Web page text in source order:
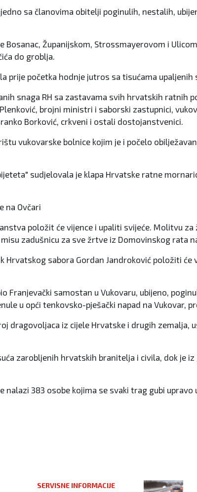
sa članovima obitelji poginulih, nestalih,
Bosanac, Županijskom, Strossmayerovom i
do groblja.
prije početka hodnje jutros sa tisućama upaljenih
snaga RH sa zastavama svih hrvatskih
brojni ministri i saborski zastupnici,
Borković, crkveni i ostali dostojanstvenici.
vukovarske bolnice kojim je i počelo
sudjelovala je klapa Hrvatske ratne
na Ovčari
položit će vijence i upaliti svijeće. Molitvu
zadušnicu za sve žrtve iz Domovinskog rata
sabora Gordan Jandroković položiti
Franjevački samostan u Vukovaru, ubijeno,
u opći tenkovsko-pješački napad na Vukovar,
dragovoljaca iz cijele Hrvatske i drugih zemalja,
zarobljenih hrvatskih branitelja i civila, dok je
383 osobe kojima se svaki trag gubi upravo
majkama heroinama
SERVISNE INFORMACIJE